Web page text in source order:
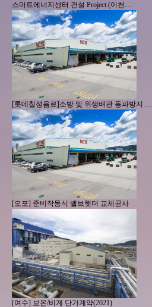
스마트에너지센터 건설 Project (이천…
[롯데칠성음료]소방 및 위생배관 동파방지 …
[오포] 준비작동식 밸브햇더 교체공사
[여수] 보온/비계 단가계약(2021)